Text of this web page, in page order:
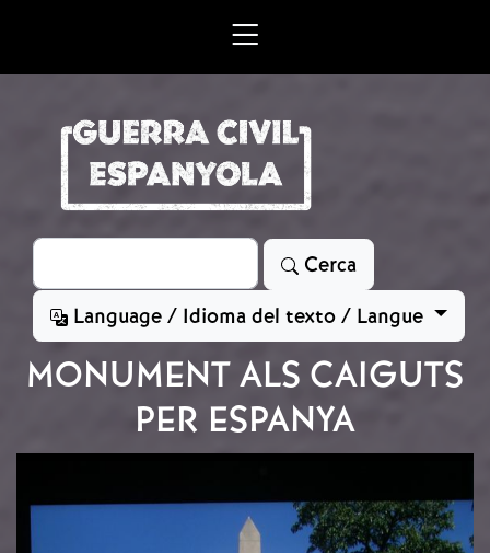
Cerca
Cerca
Language / Idioma del texto / Langue
MONUMENT ALS CAIGUTS
PER ESPANYA